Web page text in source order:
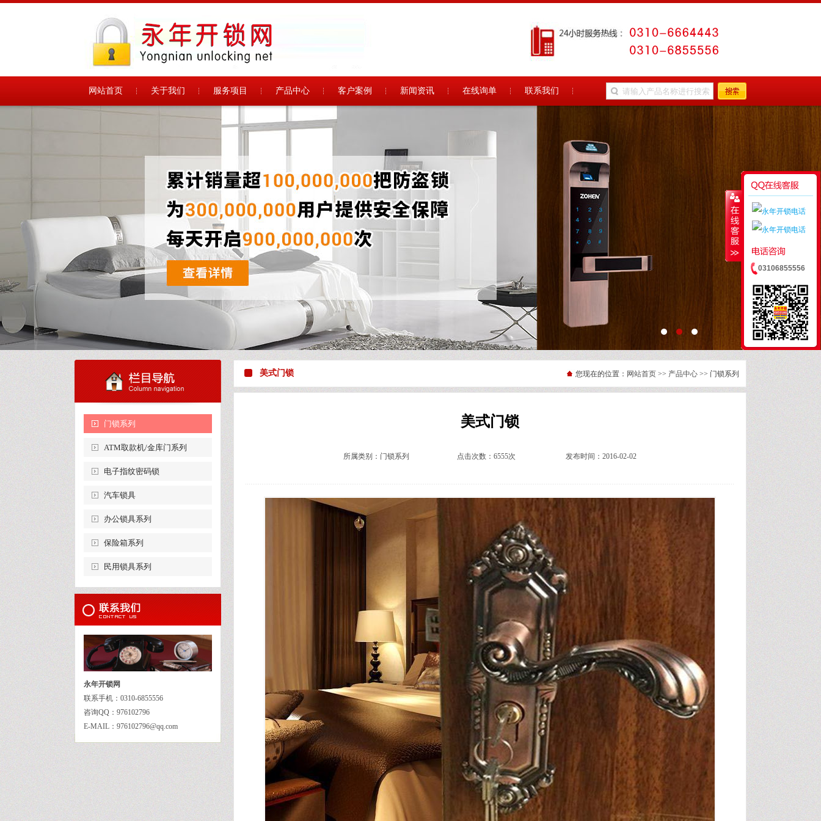
网站首页 关于我们 服务项目 产品中心 客户案例 新闻资讯 在线询单 联系我们
门锁系列
ATM取款机/金库门系列
电子指纹密码锁
汽车锁具
办公锁具系列
保险箱系列
民用锁具系列
永年开锁网
联系手机：0310-6855556
咨询QQ：976102796
E-MAIL：976102796@qq.com
美式门锁 您现在的位置： 网站首页 >> 产品中心 >> 门锁系列
美式门锁
所属类别： 门锁系列 点击次数：6555次 发布时间：2016-02-02
03106855556